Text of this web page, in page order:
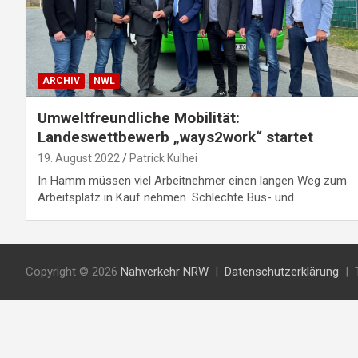
ARCHIV NWL
Umweltfreundliche Mobilität:
Landeswettbewerb „ways2work“ startet
19. August 2022 Patrick Kulhei
In Hamm müssen viel Arbeitnehmer einen langen Weg zum
Arbeitsplatz in Kauf nehmen. Schlechte Bus- und…
Copyright © 2026 Nahverkehr NRW Datenschutzerklärung